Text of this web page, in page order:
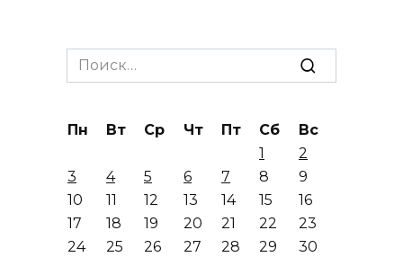
Search
for:
Пн Вт Ср Чт Пт Сб
Вс
1
2
3
4 5 6 7 8
9
10
11 12 13 14 15
16
17
18 19 20 21 22
23
24
25 26 27 28 29
30